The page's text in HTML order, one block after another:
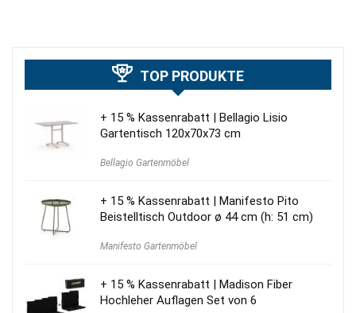
TOP PRODUKTE
+ 15 % Kassenrabatt | Bellagio Lisio
Gartentisch 120x70x73 cm
Bellagio Gartenmöbel
+ 15 % Kassenrabatt | Manifesto Pito
Beistelltisch Outdoor ø 44 cm (h: 51 cm)
Manifesto Gartenmöbel
+ 15 % Kassenrabatt | Madison Fiber
Hochleher Auflagen Set von 6